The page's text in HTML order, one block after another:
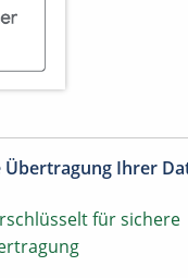
Übertragung Ihrer
für sichere